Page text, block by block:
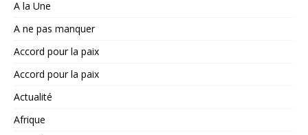
A la Une
A ne pas manquer
Accord pour la paix
Accord pour la paix
Actualité
Afrique